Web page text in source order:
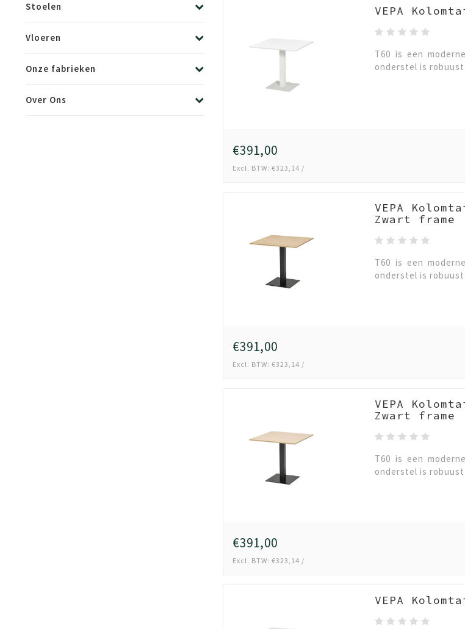
Stoelen
Vloeren
Onze fabrieken
Over Ons
VEPA
T60 is een
onderstel is
€391,00
Excl. BTW: €323,14 /
VEPA
Zwart frame
T60 is een
onderstel is
€391,00
Excl. BTW: €323,14 /
VEPA
Zwart frame
T60 is een
onderstel is
€391,00
Excl. BTW: €323,14 /
VEPA